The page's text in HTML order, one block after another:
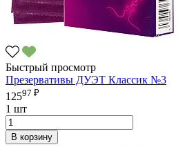
Быстрый просмотр
Презервативы ДУЭТ Классик №3
12597 ₽
1 шт
В корзину